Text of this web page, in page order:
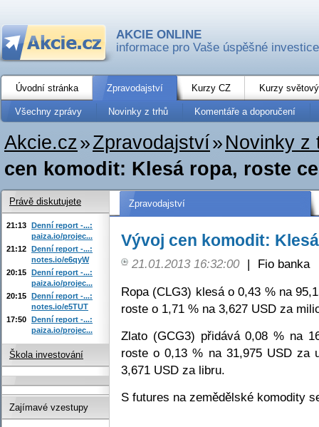
AKCIE ONLINE
informace pro Vaše úspěšné investice
Úvodní stránka Zpravodajství Kurzy CZ Kurzy
Všechny zprávy Novinky z trhů Komentáře a doporučení
Akcie.cz»Zpravodajství» Novinky z
cen komodit: Klesá ropa, roste
Zpravodajství
Vývoj cen komodit:
21.01.2013 16:32:00 |
Fio banka
Ropa (CLG3) klesá o 0,43 % na
roste o 1,71 % na 3,627 USD za
Zlato (GCG3) přidává 0,08 % na
roste o 0,13 % na 31,975 USD za
3,671 USD za libru.
S futures na zemědělské komodity
Právě diskutujete
21:13 Denní report -...:
paiza.io/projec...
21:12 Denní report -...:
notes.io/e6qyW
20:15 Denní report -...:
paiza.io/projec...
20:15 Denní report -...:
notes.io/e5TUT
17:50 Denní report -...:
paiza.io/projec...
Škola investování
Zajímavé vzestupy